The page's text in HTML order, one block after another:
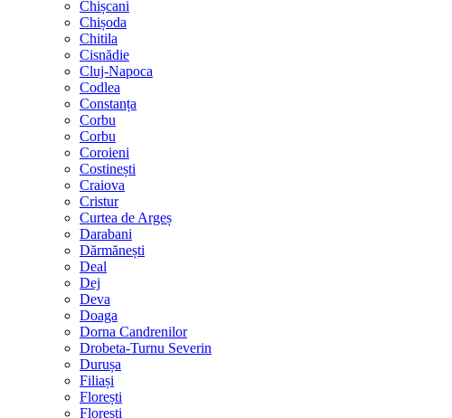
Chișcani
Chișoda
Chitila
Cisnădie
Cluj-Napoca
Codlea
Constanța
Corbu
Corbu
Coroieni
Costinești
Craiova
Cristur
Curtea de Argeș
Darabani
Dărmănești
Deal
Dej
Deva
Doaga
Dorna Candrenilor
Drobeta-Turnu Severin
Durușa
Filiași
Florești
Florești